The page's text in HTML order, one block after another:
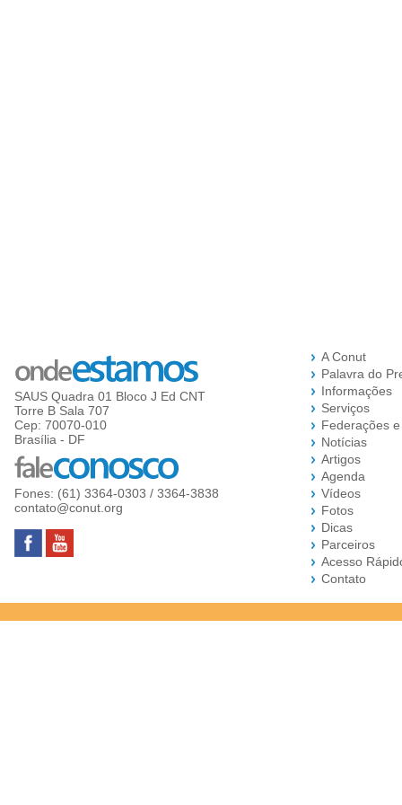
SAUS Quadra 01 Bloco J Ed CNT
Torre B Sala 707
Cep: 70070-010
Brasília - DF
Fones: (61) 3364-0303 / 3364-3838
contato@conut.org
A Conut
Palavra do
Informações
Serviços
Federações
Notícias
Artigos
Agenda
Vídeos
Fotos
Dicas
Parceiros
Acesso
Contato